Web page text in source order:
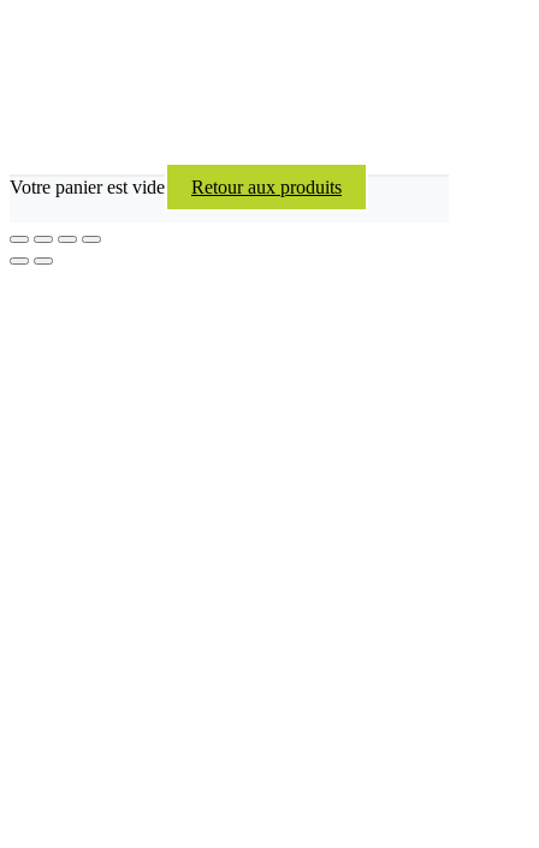
Votre panier est vide Retour aux produits